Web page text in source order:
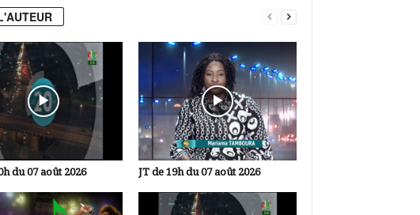
du 07 août 2026 JT de 19h du 07 août 2026